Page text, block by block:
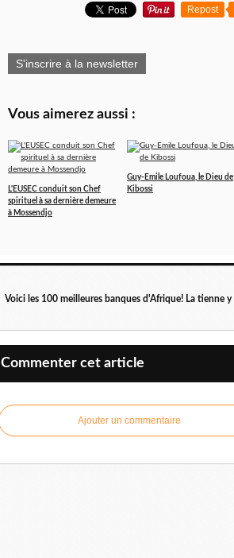
Repost
S'inscrire à la newsletter
Vous aimerez aussi :
L'EUSEC conduit son Chef
spirituel à sa dernière demeure
à Mossendjo
Guy-Emile Loufoua, le Dieu de
Kibossi
Commenter cet article
Ajouter un commentaire